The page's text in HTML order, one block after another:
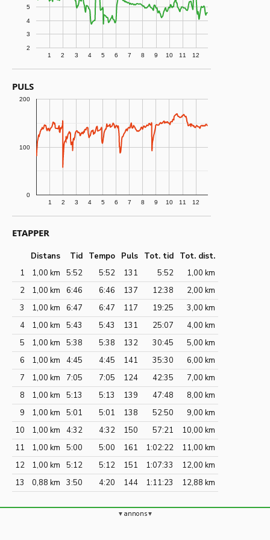
1 2 3 4 5 6 7 8 9 10 11 12
2
3
4
5
PULS
1 2 3 4 5 6 7 8 9 10 11 12
0
100
200
ETAPPER
Distans Tid Tempo Puls Tot. tid
Tot. dist.
1
1,00 km 5:52 5:52 131 5:52
1,00 km
2
1,00 km 6:46 6:46 137 12:38
2,00 km
3
1,00 km 6:47 6:47 117 19:25
3,00 km
4
1,00 km 5:43 5:43 131 25:07
4,00 km
5
1,00 km 5:38 5:38 132 30:45
5,00 km
6
1,00 km 4:45 4:45 141 35:30
6,00 km
7
1,00 km 7:05 7:05 124 42:35
7,00 km
8
1,00 km 5:13 5:13 139 47:48
8,00 km
9
1,00 km 5:01 5:01 138 52:50
9,00 km
10
1,00 km 4:32 4:32 150 57:21
10,00 km
11
1,00 km 5:00 5:00 161 1:02:22
11,00 km
12
1,00 km 5:12 5:12 151 1:07:33
12,00 km
13
0,88 km 3:50 4:20 144 1:11:23 12,88 km
annons